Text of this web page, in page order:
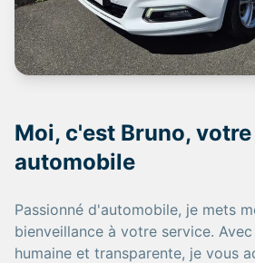
Moi, c'est Bruno,
automobile
Passionné d'automobile, je mets
bienveillance à votre service.
humaine et transparente, je vous